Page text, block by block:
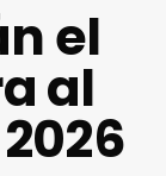
el
al